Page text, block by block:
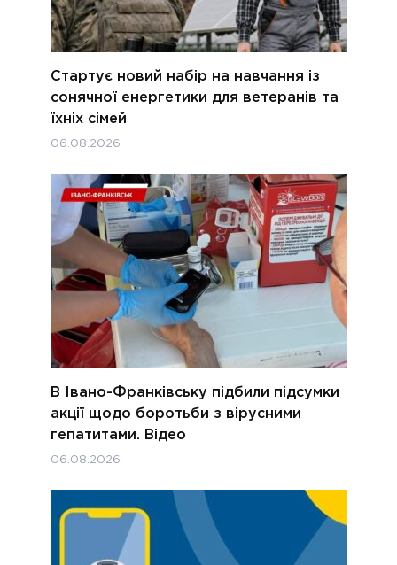
Стартує новий набір на навчання із
сонячної енергетики для ветеранів та
їхніх сімей
06.08.2026
В Івано-Франківську підбили підсумки
акції щодо боротьби з вірусними
гепатитами. Відео
06.08.2026